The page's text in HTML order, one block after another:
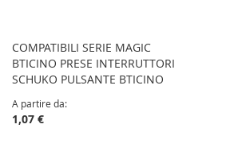
COMPATIBILI SERIE MAGIC
BTICINO PRESE INTERRUTTORI
SCHUKO PULSANTE BTICINO
A partire da
1,07 €